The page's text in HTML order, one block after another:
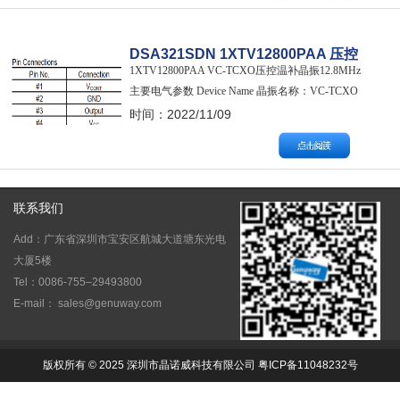
振料号：1XTV12800…
DSA321SDN 1XTV12800PAA 压控
温补晶振12.8MHz规格参数说明
1XTV12800PAA VC-TCXO压控温补晶振12.8MHz
主要电气参数 Device Name 晶振名称：VC-TCXO
品牌：KDS TYPE 晶振类型: DSA321SDN Size 尺
寸：3.2mm*2.5mm SPEC No. 料号:
1XTV12800PAA NOMINAL FRE…
时间：2022/11/09
联系我们
Add：广东省深圳市宝安区航城大道塘东光电
大厦5楼
Tel：0086-755–29493800
E-mail： sales@genuway.com
版权所有 © 2025 深圳市晶诺威科技有限公司 粤ICP备11048232号